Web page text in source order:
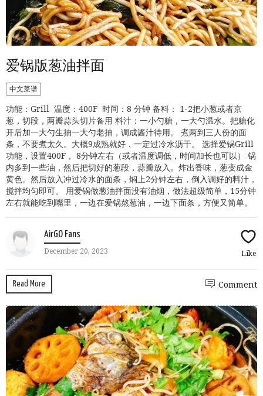
爱锅版葱油拌面
中文菜谱
功能：Grill 温度：400F 时间：8 分钟 备料： 1-2把小葱或者京
葱，切段，两瓣蒜头切片备用 料汁：一小勺糖，一大勺温水。把糖化
开后加一大勺生抽一大勺老抽，调成酱汁待用。 煮两到三人份的面
条，不要煮太久。大概9成熟就好，一定过冷水沥干。 选择爱锅Grill
功能，设置400F， 8分钟左右（或者温度调低，时间加长也可以） 锅
内多到一些油，然后把切好的葱段，蒜瓣放入。炸出香味，葱变成金
黄色。然后放入冲过冷水的面条，焖上2分钟左右，倒入调好的料汁，
搅拌均匀即可。 用爱锅做葱油拌面没有油烟，做法超级简单，15分钟
左右就能吃到嘴里，一边在爱锅熬葱油，一边下面条，方便又简单。
AirGO Fans
December 20, 2023 Like
Read More Comment